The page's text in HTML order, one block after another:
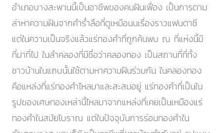
อำเภอบางสะพานนี้เป็นอาชีพของคนฝันเฟื่อง เป็นการตาม
ล่าหาความฝันจากคำร่ำลือที่ดูเหมือนนเรื่องราวแฟนตาซี
แต่ในความเป็นจริงแล้วแร่ทองคำที่ถูกค้นพบ ณ ที่แห่งนี้มี
ที่มาที่ไป ในลำคลองที่มีชื่อว่าคลองทอง เป็นสถานที่ที่ทั้ง
ชาวบ้านในแถบนั้นใช้ตามหาความฝันร่วมกัน ในคลองทอง
คือแหล่งที่แร่ทองคำไหลมาและสะสมอยู่ แร่ทองคำที่เป็นใน
รูปของเศษทองเหล่านี้ไหลมาจากแหล่งที่เคยเป็นเหมืองแร่
ทองคำในสมัยโบราณ แต่ในปัจจุบันการร่อนทองคำใน